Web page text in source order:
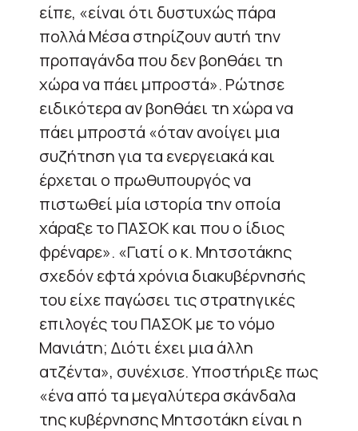
είπε, «είναι ότι δυστυχώς πάρα
πολλά Μέσα στηρίζουν αυτή την
προπαγάνδα που δεν βοηθάει τη
χώρα να πάει μπροστά». Ρώτησε
ειδικότερα αν βοηθάει τη χώρα να
πάει μπροστά «όταν ανοίγει μια
συζήτηση για τα ενεργειακά και
έρχεται ο πρωθυπουργός να
πιστωθεί μία ιστορία την οποία
χάραξε το ΠΑΣΟΚ και που ο ίδιος
φρέναρε». «Γιατί ο κ. Μητσοτάκης
σχεδόν εφτά χρόνια διακυβέρνησής
του είχε παγώσει τις στρατηγικές
επιλογές του ΠΑΣΟΚ με το νόμο
Μανιάτη; Διότι έχει μια άλλη
ατζέντα», συνέχισε. Υποστήριξε πως
«ένα από τα μεγαλύτερα σκάνδαλα
της κυβέρνησης Μητσοτάκη είναι η